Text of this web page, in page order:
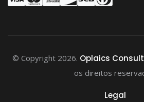
© Copyright 2026. Oplaics
os direitos
Legal